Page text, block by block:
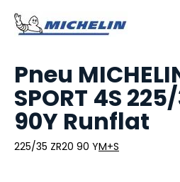
Marque
Pneu
SPORT 4S
90Y Runflat
225/35 ZR20 90 YM+S